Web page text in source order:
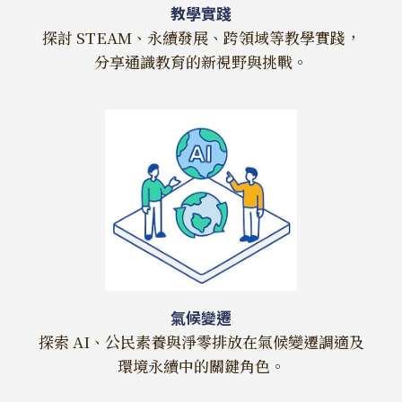
教學實踐
探討 STEAM、永續發展、跨領域等教學實踐，
分享通識教育的新視野與挑戰。
氣候變遷
探索 AI、公民素養與淨零排放在氣候變遷調適及
環境永續中的關鍵角色。